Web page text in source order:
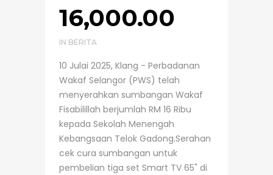
16,000.00
IN BERITA
10 Julai 2025, Klang - Perbadanan
Wakaf Selangor (PWS) telah
menyerahkan sumbangan Wakaf
Fisabilillah berjumlah RM 16 Ribu
kepada Sekolah Menengah
Kebangsaan Telok Gadong.Serahan
cek cura sumbangan untuk
pembelian tiga set Smart TV 65" di